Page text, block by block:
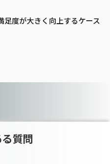
度が大きく向上するケース
質問